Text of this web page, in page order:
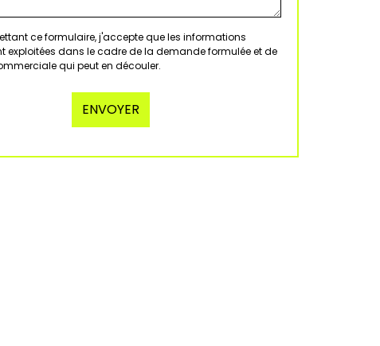
ce formulaire, j'accepte que les informations
exploitées dans le cadre de la demande formulée et de
qui peut en découler.